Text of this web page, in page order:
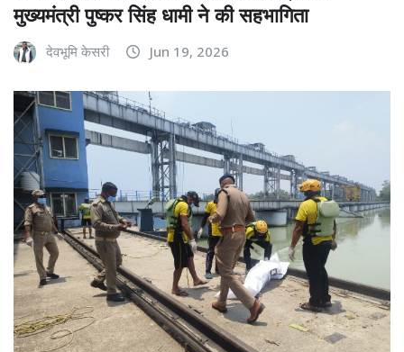
मुख्यमंत्री पुष्कर सिंह धामी ने की सहभागिता
देवभूमि केसरी Jun 19, 2026